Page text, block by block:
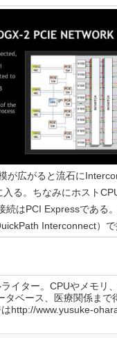
が広がると流石に
る。ちなみにホスト
続はPCI Expressである
Interconnect）で
イター。CPUやメモリ
タベース、医療関係まで
http://www.yusuke-